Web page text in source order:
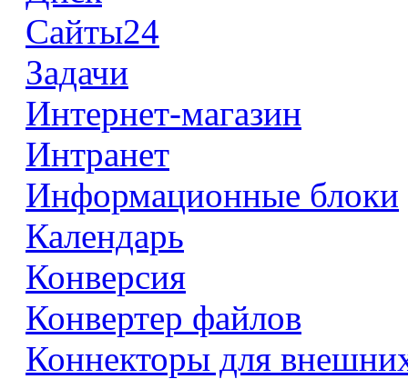
Сайты24
Задачи
Интернет-магазин
Интранет
Информационные блоки
Календарь
Конверсия
Конвертер файлов
Коннекторы для